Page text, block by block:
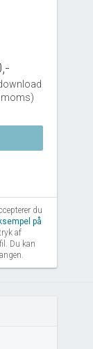
,-
moms)
du
på
af
Du kan